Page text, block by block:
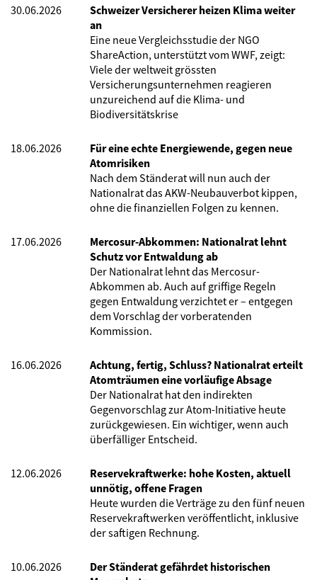
30.06.2026
Schweizer Versicherer heizen Klima weiter
an
Eine neue Vergleichsstudie der NGO
ShareAction, unterstützt vom WWF, zeigt:
Viele der weltweit grössten
Versicherungsunternehmen reagieren
unzureichend auf die Klima- und
Biodiversitätskrise
18.06.2026
Für eine echte Energiewende, gegen neue
Atomrisiken
Nach dem Ständerat will nun auch der
Nationalrat das AKW-Neubauverbot kippen,
ohne die finanziellen Folgen zu kennen.
17.06.2026
Mercosur-Abkommen: Nationalrat lehnt
Schutz vor Entwaldung ab
Der Nationalrat lehnt das Mercosur-
Abkommen ab. Auch auf griffige Regeln
gegen Entwaldung verzichtet er – entgegen
dem Vorschlag der vorberatenden
Kommission.
16.06.2026
Achtung, fertig, Schluss? Nationalrat erteilt
Atomträumen eine vorläufige Absage
Der Nationalrat hat den indirekten
Gegenvorschlag zur Atom-Initiative heute
zurückgewiesen. Ein wichtiger, wenn auch
überfälliger Entscheid.
12.06.2026
Reservekraftwerke: hohe Kosten, aktuell
unnötig, offene Fragen
Heute wurden die Verträge zu den fünf neuen
Reservekraftwerken veröffentlicht, inklusive
der saftigen Rechnung.
10.06.2026
Der Ständerat gefährdet historischen